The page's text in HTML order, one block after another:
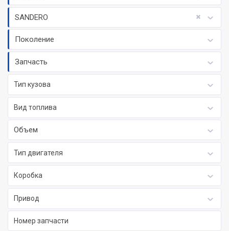
SANDERO
Поколение
Запчасть
Тип кузова
Вид топлива
Объем
Тип двигателя
Коробка
Привод